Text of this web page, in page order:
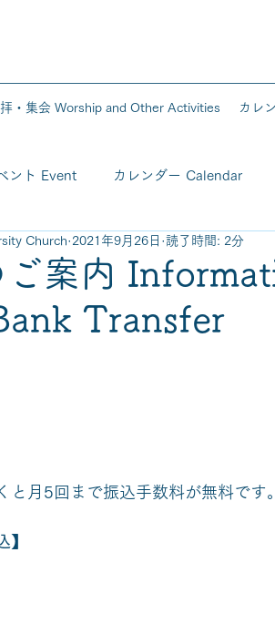
・集会 Worship and Other Activities カレ
ント Event カレンダー Calendar
ご案内
Transfer
Church 2021年9月26日 読了時間: 2分
月5回まで振込手数料が無料です
】